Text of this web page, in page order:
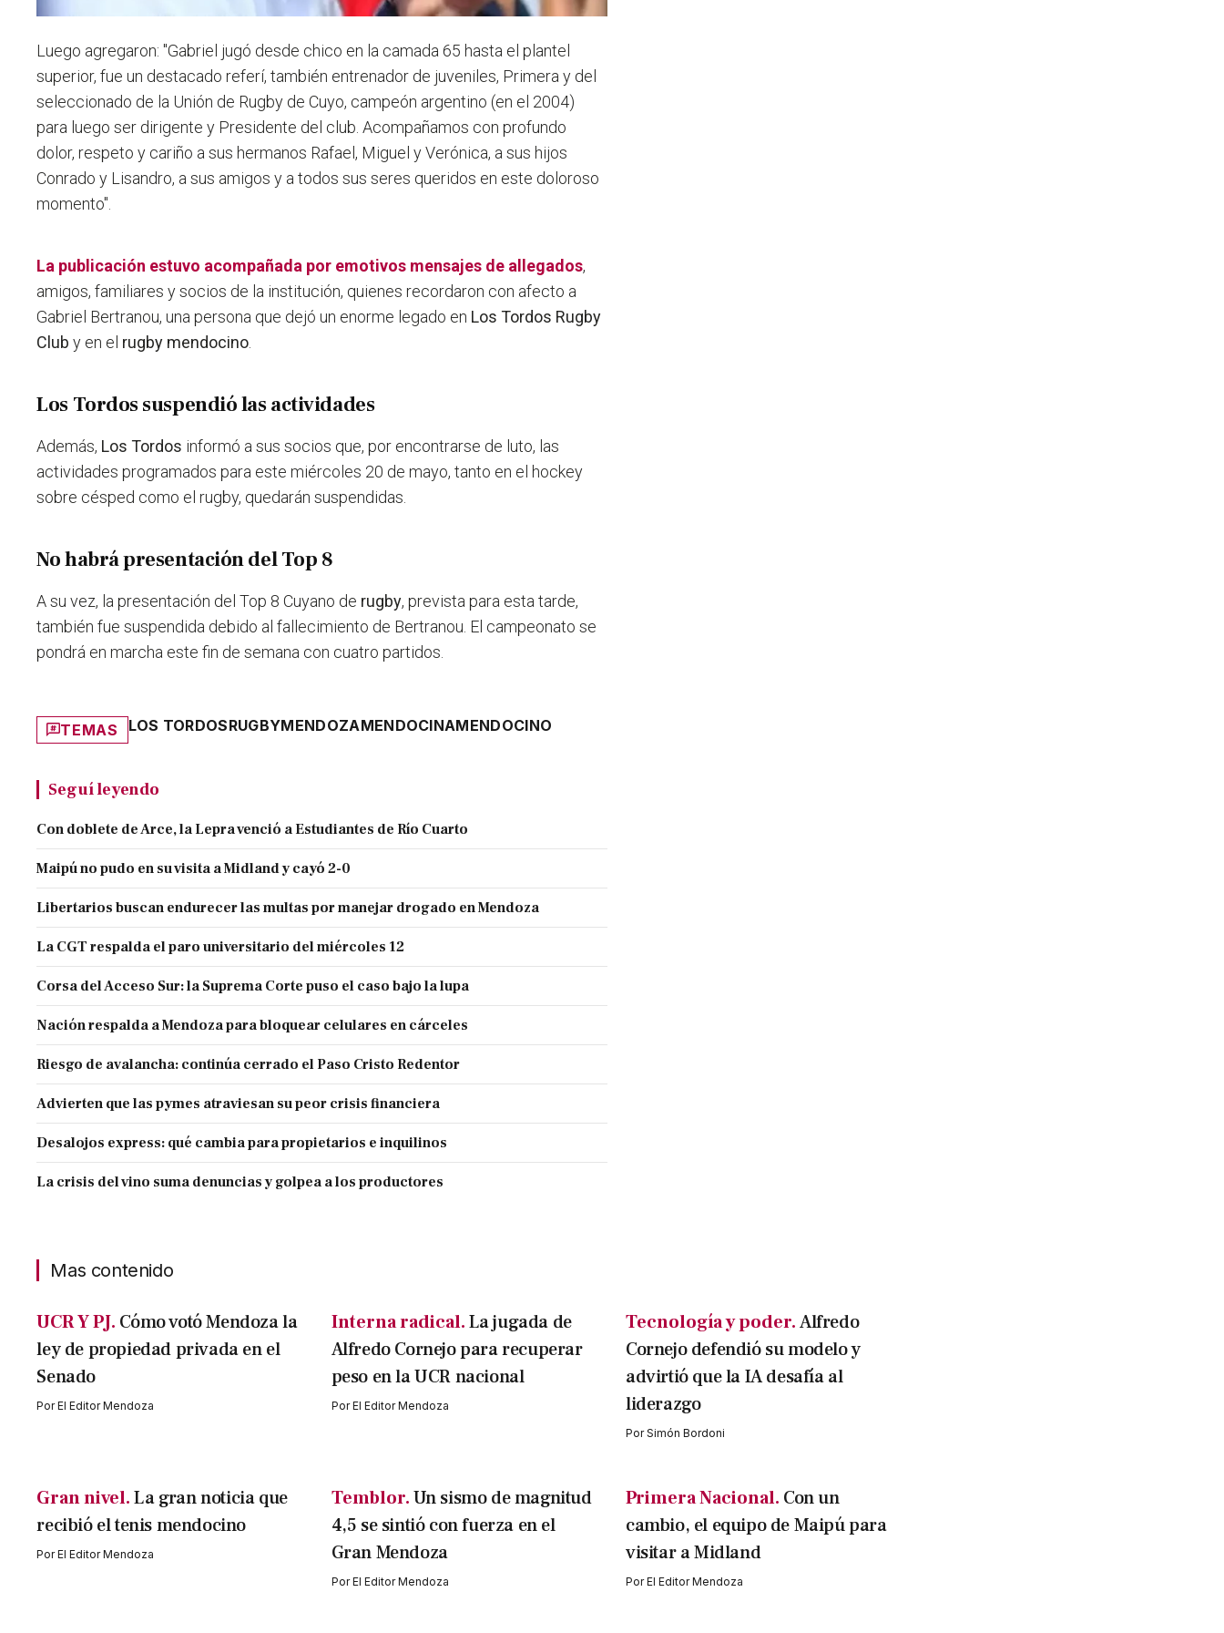
Luego agregaron: "Gabriel jugó desde chico en la camada 65 hasta el plantel
superior, fue un destacado referí, también entrenador de juveniles, Primera y del
seleccionado de la Unión de Rugby de Cuyo, campeón argentino (en el 2004)
para luego ser dirigente y Presidente del club. Acompañamos con profundo
dolor, respeto y cariño a sus hermanos Rafael, Miguel y Verónica, a sus hijos
Conrado y Lisandro, a sus amigos y a todos sus seres queridos en este doloroso
momento".
La publicación estuvo acompañada por emotivos mensajes de allegados,
amigos, familiares y socios de la institución, quienes recordaron con afecto a
Gabriel Bertranou, una persona que dejó un enorme legado en Los Tordos Rugby
Club y en el rugby mendocino
Los Tordos suspendió las actividades
Además, Los Tordos informó a sus socios que, por encontrarse de luto, las
actividades programados para este miércoles 20 de mayo, tanto en el hockey
sobre césped como el rugby, quedarán suspendidas.
No habrá presentación del Top 8
A su vez, la presentación del Top 8 Cuyano de rugby, prevista para esta tarde,
también fue suspendida debido al fallecimiento de Bertranou. El campeonato se
pondrá en marcha este fin de semana con cuatro partidos.
TEMAS LOS TORDOSRUGBYMENDOZAMENDOCINAMENDOCINO
Seguí leyendo
Con doblete de Arce, la Lepra venció a Estudiantes de Río Cuarto
Maipú no pudo en su visita a Midland y cayó 2-0
Libertarios buscan endurecer las multas por manejar drogado en Mendoza
La CGT respalda el paro universitario del miércoles 12
Corsa del Acceso Sur: la Suprema Corte puso el caso bajo la lupa
Nación respalda a Mendoza para bloquear celulares en cárceles
Riesgo de avalancha: continúa cerrado el Paso Cristo Redentor
Advierten que las pymes atraviesan su peor crisis financiera
Desalojos express: qué cambia para propietarios e inquilinos
La crisis del vino suma denuncias y golpea a los productores
Mas contenido
UCR Y PJ. Cómo votó Mendoza la
ley de propiedad privada en el
Senado
PorEl Editor Mendoza
Interna radical.La jugada de
Alfredo Cornejo para recuperar
peso en la UCR nacional
PorEl Editor Mendoza
Tecnología y poder.Alfredo
Cornejo defendió su modelo y
advirtió que la IA desafía al
liderazgo
PorSimón Bordoni
Gran nivel. La gran noticia que
recibió el tenis mendocino
PorEl Editor Mendoza
Temblor.Un sismo de magnitud
4,5 se sintió con fuerza en el
Gran Mendoza
PorEl Editor Mendoza
Primera Nacional. Con un
cambio, el equipo de Maipú para
visitar a Midland
PorEl Editor Mendoza